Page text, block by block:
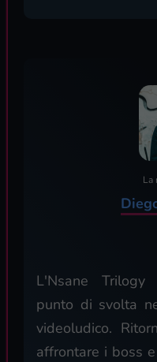
La
L'Nsane Trilogy
punto di svolta
videoludico.
affrontare i boss